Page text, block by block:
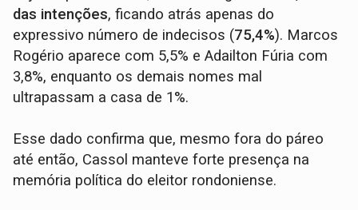
das intenções, ficando atrás apenas do
expressivo número de indecisos (75,4%). Marcos
Rogério aparece com 5,5% e Adailton Fúria com
3,8%, enquanto os demais nomes mal
ultrapassam a casa de 1%.
Esse dado confirma que, mesmo fora do páreo
até então, Cassol manteve forte presença na
memória política do eleitor rondoniense.